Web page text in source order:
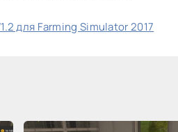
для Farming Simulator 2017